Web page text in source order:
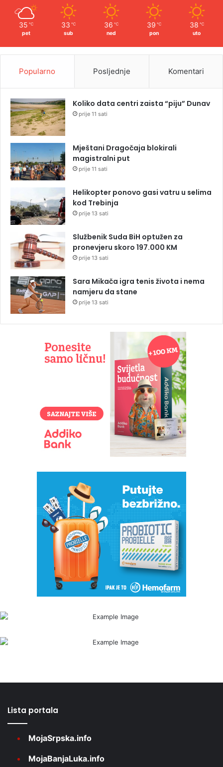
35 ℃
pet
33 ℃
sub
36 ℃
ned
39 ℃
pon
38 ℃
uto
Popularno Posljednje Komentari
Koliko data centri zaista “piju” Dunav
prije 11 sati
Mještani Dragočaja blokirali
magistralni put
prije 11 sati
Helikopter ponovo gasi vatru u selima
kod Trebinja
prije 13 sati
Službenik Suda BiH optužen za
pronevjeru skoro 197.000 KM
prije 13 sati
Sara Mikača igra tenis života i nema
namjeru da stane
prije 13 sati
Lista portala
MojaSrpska.info
MojaBanjaLuka.info